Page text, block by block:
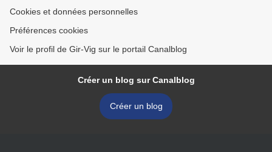
Cookies et données personnelles
Préférences cookies
Voir le profil de Gir-Vig sur le portail Canalblog
Créer un blog sur Canalblog
Créer un blog